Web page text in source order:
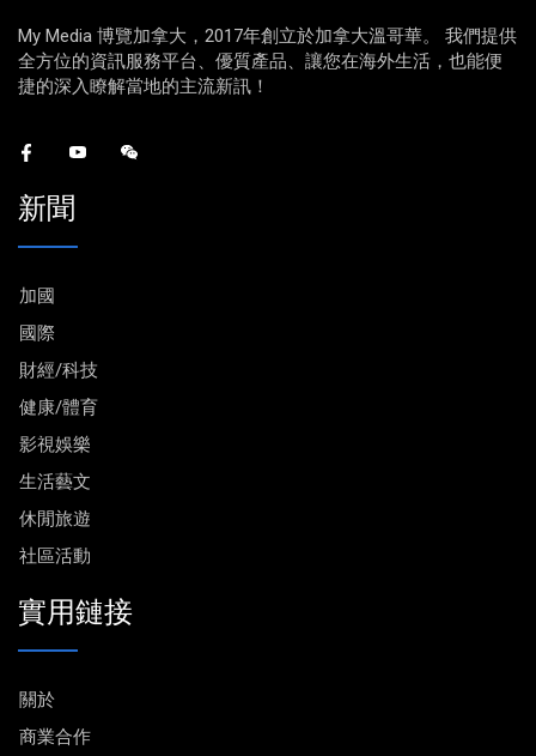
My Media 博覽加拿大，2017年創立於加拿大溫哥華。 我們提供
全方位的資訊服務平台、優質產品、讓您在海外生活，也能便
捷的深入瞭解當地的主流新訊！
新聞
加國
國際
財經/科技
健康/體育
影視娛樂
生活藝文
休閒旅遊
社區活動
實用鏈接
關於
商業合作